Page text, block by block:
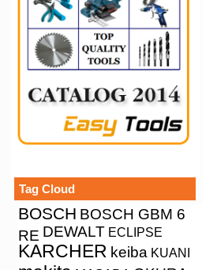
Tag Cloud
BOSCH BOSCH GBM 6
RE DEWALT ECLIPSE
KARCHER keiba KUANI